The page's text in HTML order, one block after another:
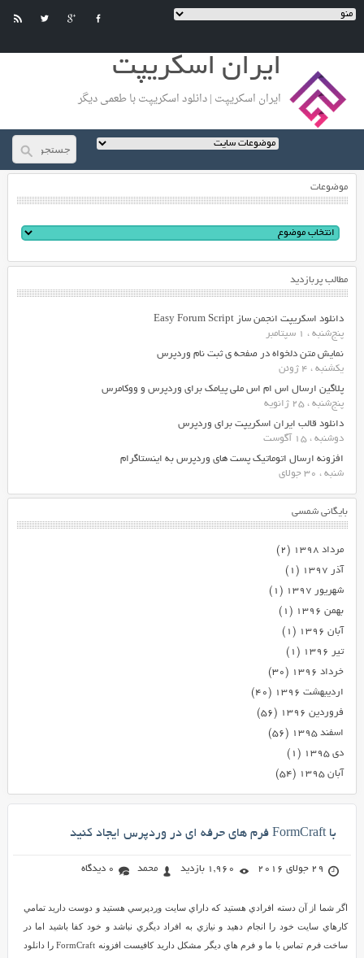
ایران اسکریپت
ایران اسکریپت | دانلود اسکریپت با طعمی دیگر
موضوعات
مطالب پربازدید
دانلود اسکریپت انجمن ساز Easy Forum Script
پنج‌شنبه ، 1 سپتامبر
نمایش متن دلخواه در صفحه ی ثبت نام وردپرس
یکشنبه ، 4 ژوئن
پلاگین ارسال اس ام اس ملی پیامک برای وردپرس و ووکامرس
پنج‌شنبه ، 25 ژانویه
دانلود قالب ایران اسکریپت برای وردپرس
دوشنبه ، 15 آگوست
افزونه ارسال اتوماتیک پست های وردپرس به اینستاگرام
شنبه ، 30 جولای
بایگانی شمسی
مرداد ۱۳۹۸
(۲)
آذر ۱۳۹۷
(۱)
شهریور ۱۳۹۷
(۱)
بهمن ۱۳۹۶
(۱)
آبان ۱۳۹۶
(۱)
تیر ۱۳۹۶
(۱)
خرداد ۱۳۹۶
(۳۰)
اردیبهشت ۱۳۹۶
(۴۰)
فروردین ۱۳۹۶
(۵۶)
اسفند ۱۳۹۵
(۵۶)
دی ۱۳۹۵
(۱)
آبان ۱۳۹۵
(۵۴)
با FormCraft فرم های حرفه ای در وردپرس ایجاد کنید
29 جولای 2016 1,960 بازدید محمد 0 دیدگاه
اگر شما از آن دسته افرادي هستيد که داراي سايت وردپرسي هستيد و دوست داريد تمامي
کارهاي سايت خود را انجام دهيد و نيازي به افراد ديگري نباشد و خود کفا باشيد اما در
ساخت فرم تماس با ما و فرم هاي ديگر مشکل داريد کافيست افزونه FormCraft را دانلود